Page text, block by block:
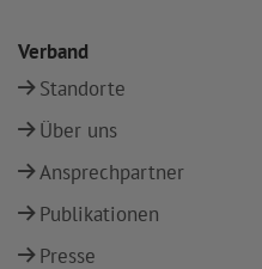
Verband
Standorte
Über uns
Ansprechpartner
Publikationen
Presse